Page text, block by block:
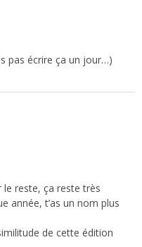
pas écrire ça un jour…)
le reste, ça reste très
année, t’as un nom plus
de cette édition